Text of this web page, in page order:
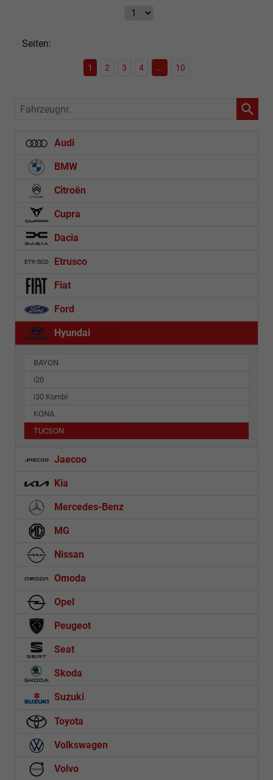
Seiten:
1 2 3 4 ... 10
Fahrzeugnr.
Audi
BMW
Citroën
Cupra
Dacia
Etrusco
Fiat
Ford
Hyundai
BAYON
i20
i30 Kombi
KONA
TUCSON
Jaecoo
Kia
Mercedes-Benz
MG
Nissan
Omoda
Opel
Peugeot
Seat
Skoda
Suzuki
Toyota
Volkswagen
Volvo